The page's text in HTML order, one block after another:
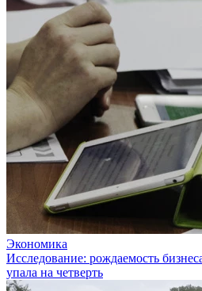
Экономика
Исследование: рождаемость
упала на четверть